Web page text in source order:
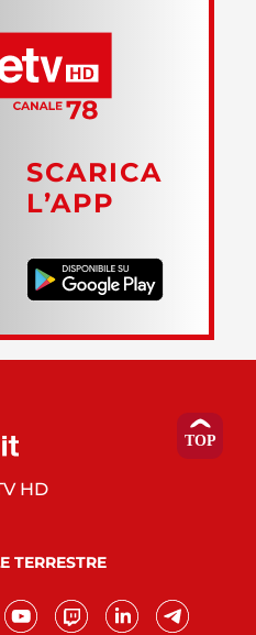
SCARICA
L’APP
HD
TERRESTRE